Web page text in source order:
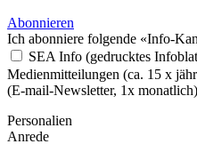
Abonnieren
Ich abonniere folgende «Info-
SEA Info (gedrucktes
Medienmitteilungen (ca. 15 x
(E-mail-Newsletter, 1x monatlich)
Personalien
Anrede